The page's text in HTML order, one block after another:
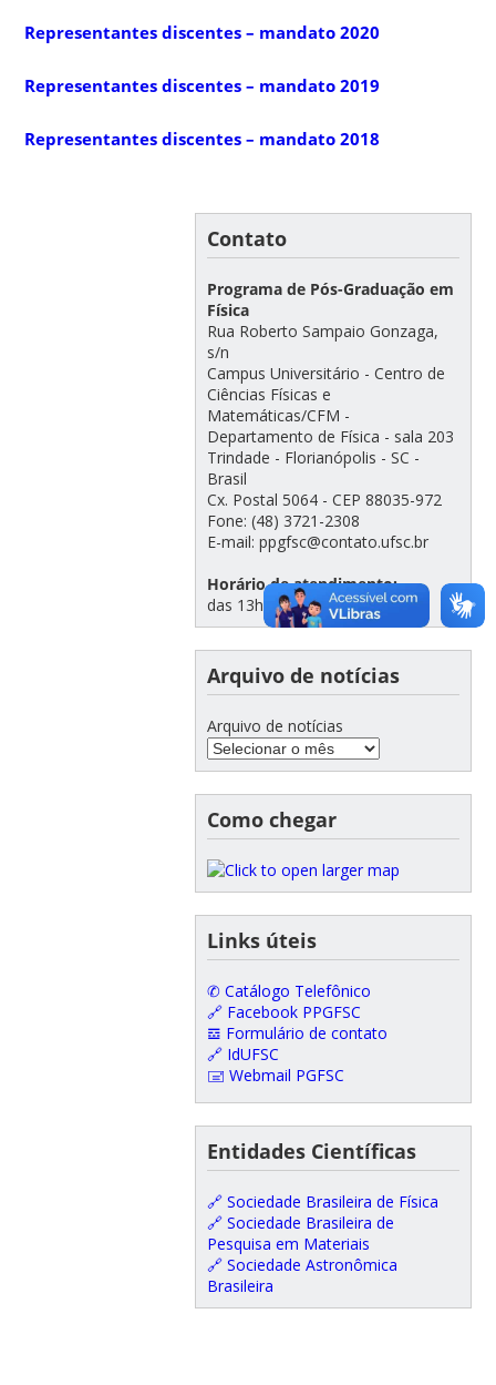
Representantes discentes – mandato 2020
Representantes discentes – mandato 2019
Representantes discentes – mandato 2018
Contato
Programa de Pós-Graduação em
Física
Rua Roberto Sampaio Gonzaga,
s/n
Campus Universitário - Centro de
Ciências Físicas e
Matemáticas/CFM -
Departamento de Física - sala 203
Trindade - Florianópolis - SC -
Brasil
Cx. Postal 5064 - CEP 88035-972
Fone: (48) 3721-2308
E-mail: ppgfsc@contato.ufsc.br
Horário de atendimento:
das 13h e às 19h
Arquivo de notícias
Arquivo de notícias
Como chegar
Links úteis
✆ Catálogo Telefônico
🔗 Facebook PPGFSC
𝌕 Formulário de contato
🔗 IdUFSC
🖃 Webmail PGFSC
Entidades Científicas
🔗 Sociedade Brasileira de Física
🔗 Sociedade Brasileira de
Pesquisa em Materiais
🔗 Sociedade Astronômica
Brasileira